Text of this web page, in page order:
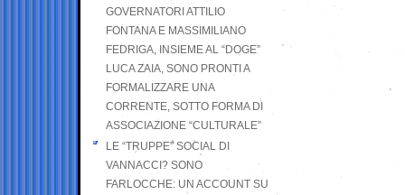
GOVERNATORI ATTILIO
FONTANA E MASSIMILIANO
FEDRIGA, INSIEME AL “DOGE”
LUCA ZAIA, SONO PRONTI A
FORMALIZZARE UNA
CORRENTE, SOTTO FORMA DI
ASSOCIAZIONE “CULTURALE”
LE “TRUPPE” SOCIAL DI
VANNACCI? SONO
FARLOCCHE: UN ACCOUNT SU